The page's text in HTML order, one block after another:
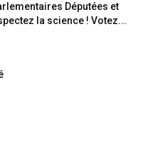
Députées et
la science ! Votez...